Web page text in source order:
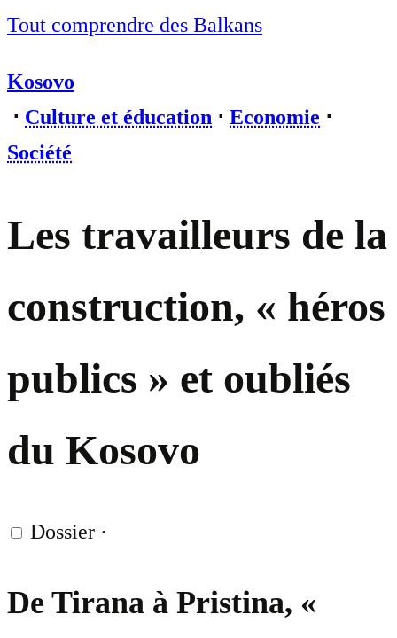
Tout comprendre des Balkans
Kosovo
⋅ Culture et éducation ⋅ Economie ⋅
Société
Les travailleurs de la
construction, « héros
publics » et oubliés
du Kosovo
Dossier ·
De Tirana à Pristina, «